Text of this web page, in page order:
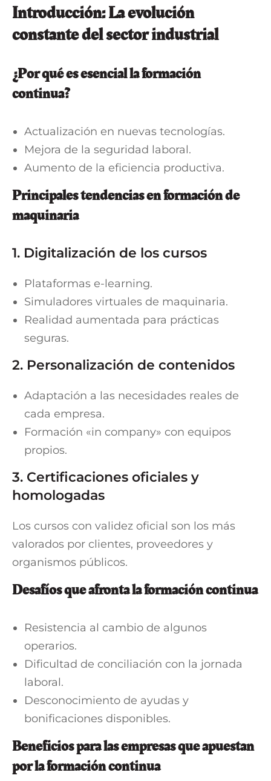
Introducción: La evolución
constante del sector industrial
¿Por qué es esencial la formación
continua?
Actualización en nuevas tecnologías.
Mejora de la seguridad laboral.
Aumento de la eficiencia productiva.
Principales tendencias en formación de
maquinaria
1. Digitalización de los cursos
Plataformas e-learning.
Simuladores virtuales de maquinaria.
Realidad aumentada para prácticas
seguras.
2. Personalización de contenidos
Adaptación a las necesidades reales de
cada empresa.
Formación «in company» con equipos
propios.
3. Certificaciones oficiales y
homologadas
Los cursos con validez oficial son los más
valorados por clientes, proveedores y
organismos públicos.
Desafíos que afronta la formación continua
Resistencia al cambio de algunos
operarios.
Dificultad de conciliación con la jornada
laboral.
Desconocimiento de ayudas y
bonificaciones disponibles.
Beneficios para las empresas que apuestan
por la formación continua